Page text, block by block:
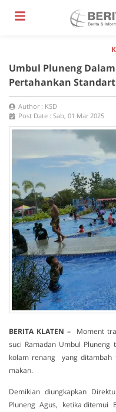
Umbul Pluneng
Pertahankan
Author : KSD
Post Date : Sab, 01 Mar 2025
BERITA KLATEN –
Moment
suci Ramadan Umbul
kolam renang yang ditambah
makan.
Demikian diungkapkan
Pluneng Agus, ketika ditemui